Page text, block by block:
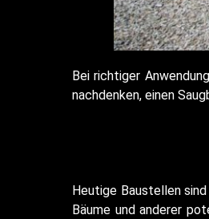
Bei richtiger
nachdenken, einen
Heutige Baustellen
Bäume und anderer